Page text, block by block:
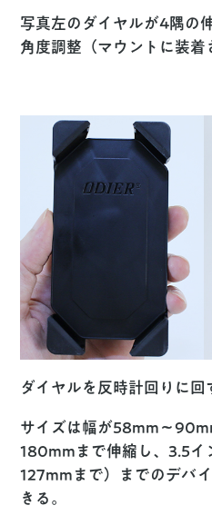
写真左のダイヤルが4隅の
角度調整（マウントに装着
ダイヤルを反時計回りに回
サイズは幅が58mm〜
180mmまで伸縮し、3.5イ
127mmまで）までのデバ
きる。